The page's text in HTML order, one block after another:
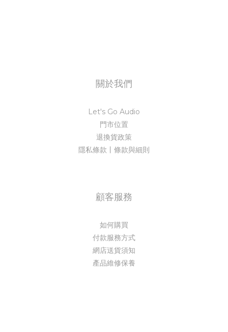
關於我們
Let's Go Audio
門市位置
退換貨政策
隱私條款丨條款與細則
顧客服務
如何購買
付款服務方式
網店送貨須知
產品維修保養